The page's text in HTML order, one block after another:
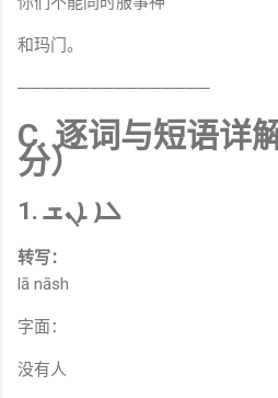
和玛门。
────────────────
C. 逐词与短语详
分）
1. ܠܐ ܐܢܫ
转写：
lā nāsh
字面：
没有人